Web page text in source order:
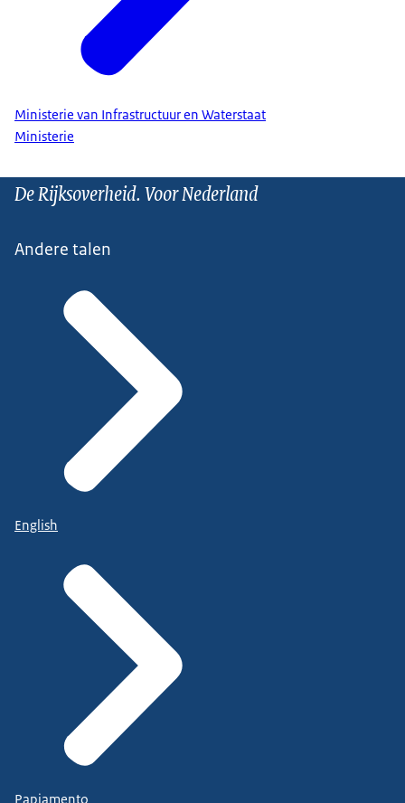
Ministerie van Infrastructuur en Waterstaat
Ministerie
De Rijksoverheid. Voor Nederland
Andere talen
English
Papiamento